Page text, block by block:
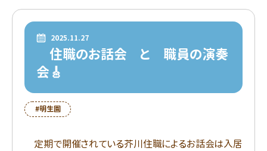
2025.11.27
住職のお話会 と 職員の演奏
会🎸
#明生園
定期で開催されている芥川住職によるお話会は入居